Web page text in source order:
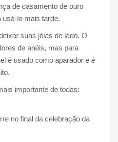
de casamento de ouro
usá-lo mais tarde.
suas jóias de lado. O
de anéis, mas para
é usado como aparador e é
importante de todas:
no final da celebração da